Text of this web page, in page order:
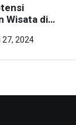
Wisata di
2024